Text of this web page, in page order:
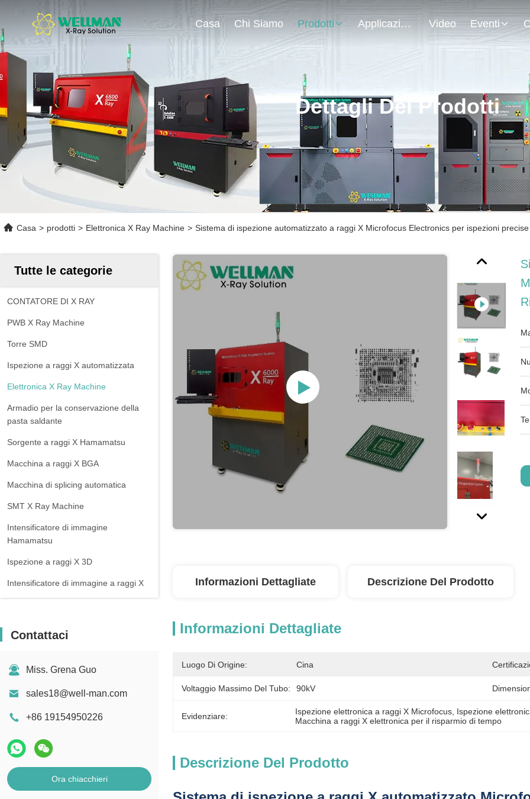
Casa Chi Siamo Prodotti Applicazione Video Eventi
Dettagli Dei Prodotti
Casa > prodotti > Elettronica X Ray Machine > Sistema di ispezione automatizzato a raggi X Microfocus Electronics per ispezioni
Tutte le categorie
CONTATORE DI X RAY
PWB X Ray Machine
Torre SMD
Ispezione a raggi X automatizzata
Elettronica X Ray Machine
Armadio per la conservazione della
pasta saldante
Sorgente a raggi X Hamamatsu
Macchina a raggi X BGA
Macchina di splicing automatica
SMT X Ray Machine
Intensificatore di immagine
Hamamatsu
Ispezione a raggi X 3D
Intensificatore di immagine a raggi X
Contattaci
Miss. Grena Guo
sales18@well-man.com
+86 19154950226
Ora chiacchieri
Informazioni Dettagliate Descrizione Del Prodotto
Informazioni Dettagliate
Luogo Di Origine: Cina
Voltaggio Massimo Del Tubo: 90kV
Evidenziare: Ispezione elettronica a raggi X Microfocus Ispezione
Macchina a raggi X elettronica per il risparmio di tempo
Descrizione Del Prodotto